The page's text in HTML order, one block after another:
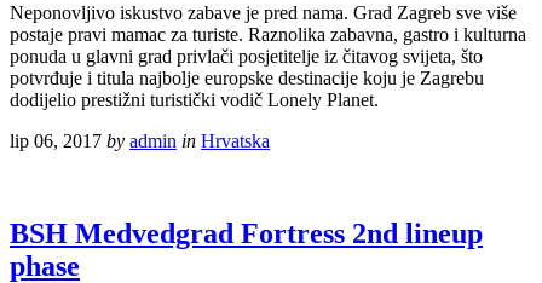
Neponovljivo iskustvo zabave je pred nama. Grad Zagreb sve više
postaje pravi mamac za turiste. Raznolika zabavna, gastro i kulturna
ponuda u glavni grad privlači posjetitelje iz čitavog svijeta, što
potvrđuje i titula najbolje europske destinacije koju je Zagrebu
dodijelio prestižni turistički vodič Lonely Planet.
lip 06, 2017 by admin in Hrvatska
BSH Medvedgrad Fortress 2nd lineup
phase